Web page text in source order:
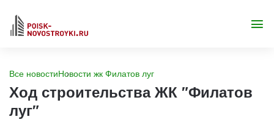
Все новостиНовости жк Филатов луг
Ход строительства ЖК "Филатов
луг"